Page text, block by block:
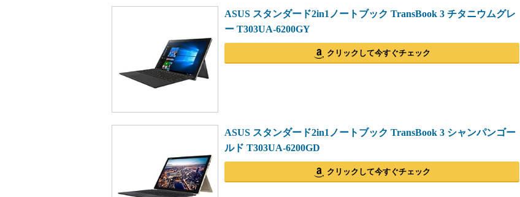
ASUS スタンダード2in1ノートブック TransBook 3 チタニウムグレ
ー T303UA-6200GY
クリックして今すぐチェック
ASUS スタンダード2in1ノートブック TransBook 3 シャンパンゴー
ルド T303UA-6200GD
クリックして今すぐチェック